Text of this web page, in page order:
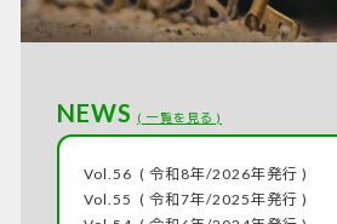
NEWS ( 一覧を見る )
Vol.56 ( 令和8年/2026年発行 )
Vol.55 ( 令和7年/2025年発行 )